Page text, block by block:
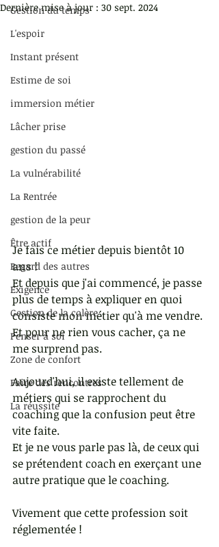
Gestion du temps
L'espoir
Instant présent
Estime de soi
immersion métier
Lâcher prise
gestion du passé
La vulnérabilité
La Rentrée
gestion de la peur
Être actif
Regard des autres
Exigence
Gestion de la colère
Penser à soi
Zone de confort
Faire des rencontres
La réussite
Dernière mise à jour : 30 sept. 2024
Je fais ce métier depuis bientôt 10
ans !
Et depuis que j'ai commencé, je passe
plus de temps à expliquer en quoi
consiste mon métier qu'à me vendre.
Et pour ne rien vous cacher, ça ne
me surprend pas.
Aujourd'hui, il existe tellement de
métiers qui se rapprochent du
coaching que la confusion peut être
vite faite.
Et je ne vous parle pas là, de ceux qui
se prétendent coach en exerçant une
autre pratique que le coaching.
Vivement que cette profession soit
réglementée !